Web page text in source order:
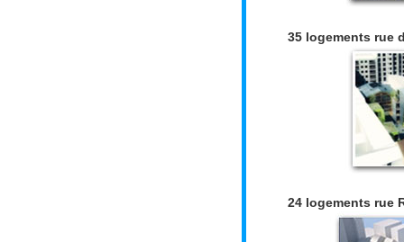
35 logements rue
24 logements rue